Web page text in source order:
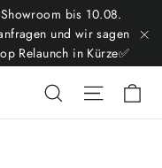
bis 10.08.
und wir sagen
Relaunch in Kürze✅
Buscar